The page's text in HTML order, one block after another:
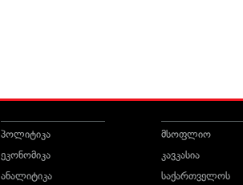
პოლიტიკა
ეკონომიკა
ანალიტიკა
მსოფლიო
კავკასია
საქართველოს